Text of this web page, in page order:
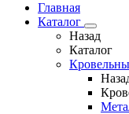
Главная
Каталог
Назад
Каталог